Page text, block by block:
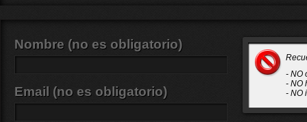
- NO
- NO
- NO
Nombre (no es obligatorio)
Email (no es obligatorio)